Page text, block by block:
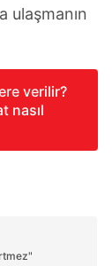
ulaşmanın
verilir?
nasıl